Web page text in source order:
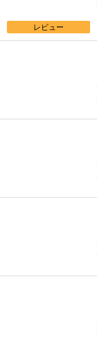
レビュー